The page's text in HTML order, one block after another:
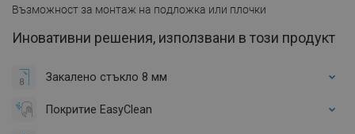
Възможност за монтаж на подложка или плочки
Иновативни решения, използвани в този продукт
Закалено стъкло 8 мм
Покритие EasyClean